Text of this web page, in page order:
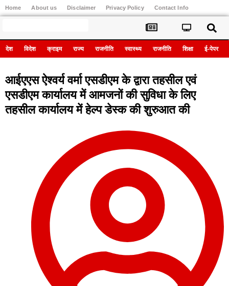
Home About us Disclaimer Privacy Policy Contact Info
देश विदेश क्राइम राज्य राजनीति स्वास्थ्य राजनीति शिक्षा ई-पेपर
आईएएस ऐश्वर्य वर्मा एसडीएम के द्वारा तहसील एवं
एसडीएम कार्यालय में आमजनों की सुविधा के लिए
तहसील कार्यालय में हेल्प डेस्क की शुरुआत की